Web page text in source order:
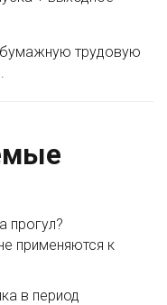
трудовую
прогул?
применяются к
в период